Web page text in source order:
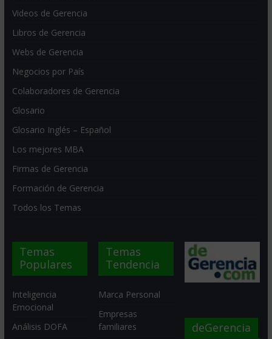
Videos de Gerencia
Libros de Gerencia
Webs de Gerencia
Negocios por País
Colaboradores de Gerencia
Glosario
Glosario Inglés – Español
Los mejores MBA
Firmas de Gerencia
Formación de Gerencia
Todos los Temas
Temas
Populares
Inteligencia
Emocional
Análisis DOFA
Temas
Tendencia
Marca Personal
Empresas
familiares
deGerencia